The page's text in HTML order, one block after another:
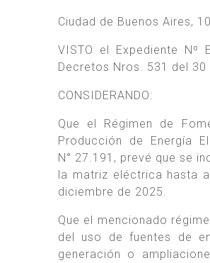
Ciudad de Buenos Aires,
VISTO el Expediente Nº
Decretos Nros. 531 del
CONSIDERANDO:
Que el Régimen de
Producción de Energía
N° 27.191, prevé que se
la matriz eléctrica hasta
diciembre de 2025.
Que el mencionado
del uso de fuentes de
generación o